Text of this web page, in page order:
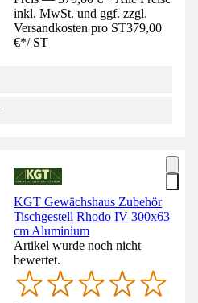
inkl. MwSt. und ggf. zzgl.
Versandkosten pro ST379,00
€*/ ST
KGT Gewächshaus Zubehör
Tischgestell Rhodo IV 300x63
cm Aluminium
Artikel wurde noch nicht
bewertet.